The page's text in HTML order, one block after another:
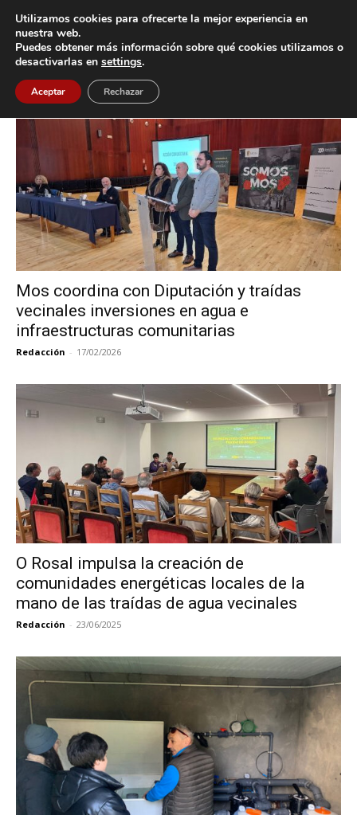
Inicio Etiquetas Traídas de agua
Etiqueta: traídas de agua
Mos coordina con Diputación y traídas
vecinales inversiones en agua e
infraestructuras comunitarias
Redacción - 17/02/2026
O Rosal impulsa la creación de
comunidades energéticas locales de la
mano de las traídas de agua vecinales
Redacción - 23/06/2025
Utilizamos cookies para ofrecerte la mejor experiencia en
nuestra web.
Puedes obtener más información sobre qué cookies utilizamos o
desactivarlas en settings.
Aceptar Rechazar